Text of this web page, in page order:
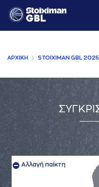
AΡΧΙΚΗ STOIXIMAN GBL
Αλλαγή παίκτη